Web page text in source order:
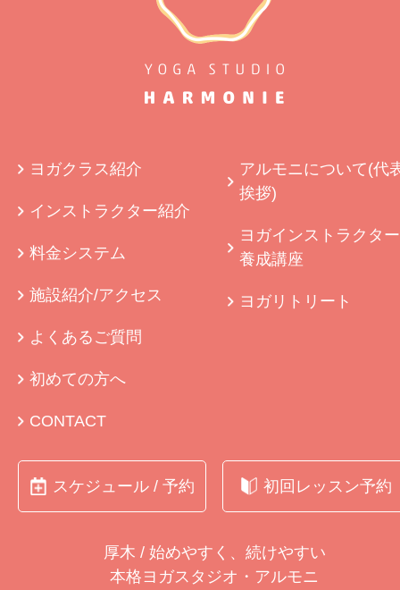
ヨガクラス紹介
インストラクター紹介
料金システム
施設紹介/アクセス
よくあるご質問
初めての方へ
CONTACT
アルモニについて(代
挨拶)
ヨガインストラクター
養成講座
ヨガリトリート
スケジュール / 予約 初回レッスン予約
厚木 / 始めやすく、続けやすい
本格ヨガスタジオ・アルモニ